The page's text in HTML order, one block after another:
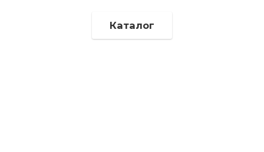
Каталог